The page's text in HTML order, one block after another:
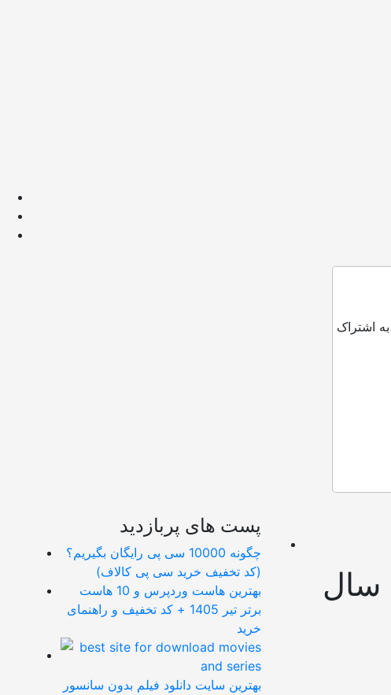
اشتراک
پست های پربازدید
چگونه 10000 سی پی رایگان بگیریم؟
(کد تخفیف خرید سی پی کالاف)
بهترین هاست وردپرس و 10 هاست
برتر تیر 1405 + کد تخفیف و راهنمای
خرید
بهترین سایت دانلود فیلم بدون سانسور
سال